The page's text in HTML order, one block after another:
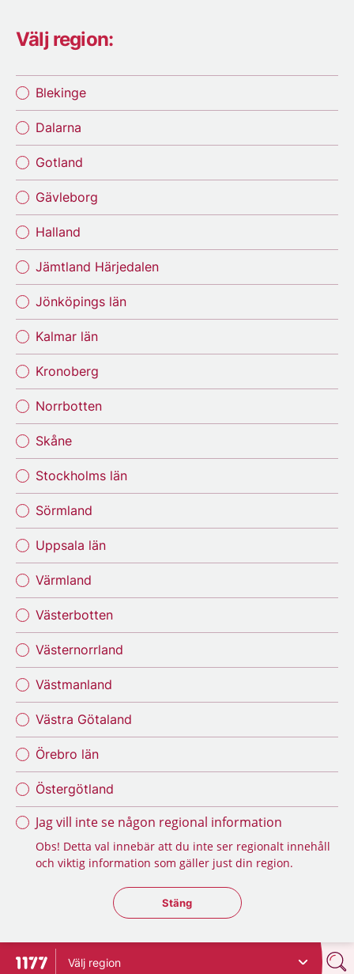
Välj region:
Blekinge
Dalarna
Gotland
Gävleborg
Halland
Jämtland Härjedalen
Jönköpings län
Kalmar län
Kronoberg
Norrbotten
Skåne
Stockholms län
Sörmland
Uppsala län
Värmland
Västerbotten
Västernorrland
Västmanland
Västra Götaland
Örebro län
Östergötland
Jag vill inte se någon regional information
Obs! Detta val innebär att du inte ser regionalt innehåll
och viktig information som gäller just din region.
Stäng regionsväljaren
Stäng
To start page for 1177
Välj region